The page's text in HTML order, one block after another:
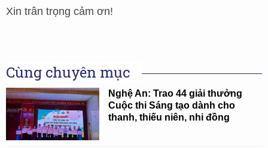
Xin trân trọng cảm ơn!
Cùng chuyên mục
Nghệ An: Trao 44 giải thưởng
Cuộc thi Sáng tạo dành cho
thanh, thiếu niên, nhi đồng